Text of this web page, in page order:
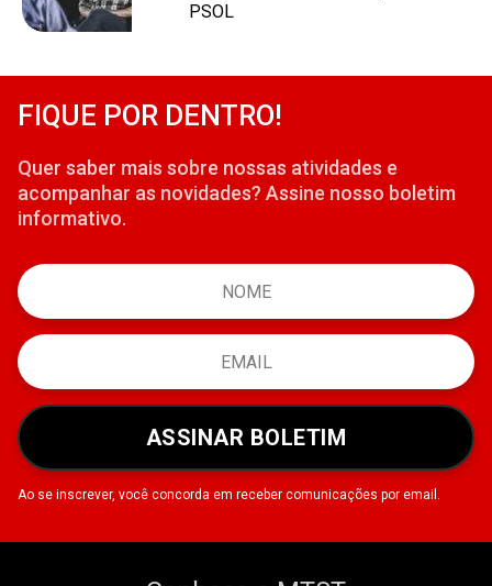
PSOL
FIQUE POR DENTRO!
Quer saber mais sobre nossas atividades e
acompanhar as novidades? Assine nosso boletim
informativo.
ASSINAR BOLETIM
Ao se inscrever, você concorda em receber comunicações por email.